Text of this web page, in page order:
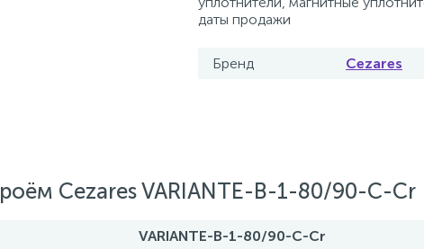
даты продажи
Бренд Cezares
Cezares VARIANTE-B-1-80/90-C-Cr
VARIANTE-B-1-80/90-C-Cr